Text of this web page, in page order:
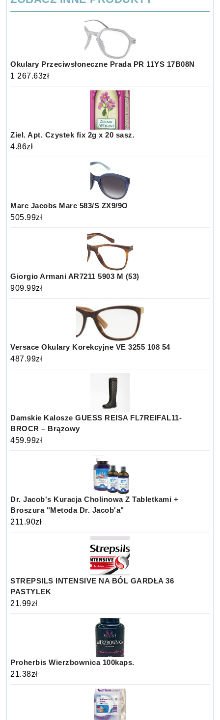
Okulary Przeciwsłoneczne Prada PR 11YS 17B08N
1 267.63zł
Ziel. Apt. Czystek fix 2g x 20 sasz.
4.86zł
Marc Jacobs Marc 583/S ZX9/9O
505.99zł
Giorgio Armani AR7211 5903 M (53)
909.99zł
Versace Okulary Korekcyjne VE 3255 108 54
487.99zł
Damskie Kalosze GUESS REISA FL7REIFAL11-
BROCR – Brązowy
459.99zł
Dr. Jacob's Kuracja Cholinowa Z Tabletkami +
Broszura "Metoda Dr. Jacob'a"
211.90zł
STREPSILS INTENSIVE NA BÓL GARDŁA 36
PASTYLEK
21.99zł
Proherbis Wierzbownica 100kaps.
21.38zł